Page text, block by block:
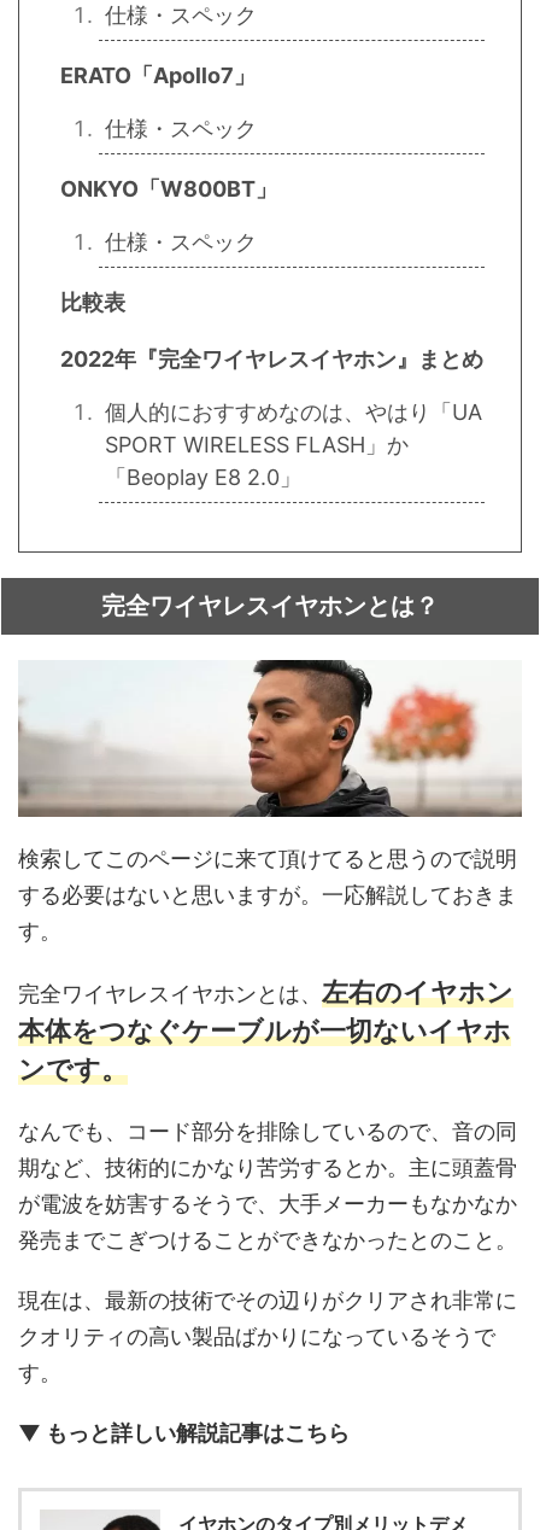
仕様・スペック
ERATO「Apollo7」
仕様・スペック
ONKYO「W800BT」
仕様・スペック
比較表
2022年『完全ワイヤレスイヤホン』まとめ
個人的におすすめなのは、やはり「UA
SPORT WIRELESS FLASH」か
「Beoplay E8 2.0」
完全ワイヤレスイヤホンとは？
検索してこのページに来て頂けてると思うので説明
する必要はないと思いますが。一応解説しておきま
す。
完全ワイヤレスイヤホンとは、 左右のイヤホン
本体をつなぐケーブルが一切ないイヤホ
ンです。
なんでも、コード部分を排除しているので、音の同
期など、技術的にかなり苦労するとか。主に頭蓋骨
が電波を妨害するそうで、大手メーカーもなかなか
発売までこぎつけることができなかったとのこと。
現在は、最新の技術でその辺りがクリアされ非常に
クオリティの高い製品ばかりになっているそうで
す。
▼ もっと詳しい解説記事はこちら
イヤホンのタイプ別メリットデメ